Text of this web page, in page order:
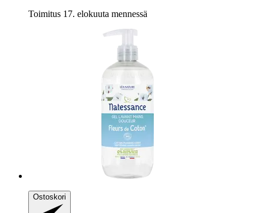
Toimitus 17. elokuuta mennessä
Ostoskori